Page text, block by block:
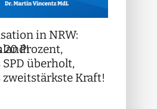
in NRW:
20 Prozent,
überholt,
zweitstärkste Kraft!